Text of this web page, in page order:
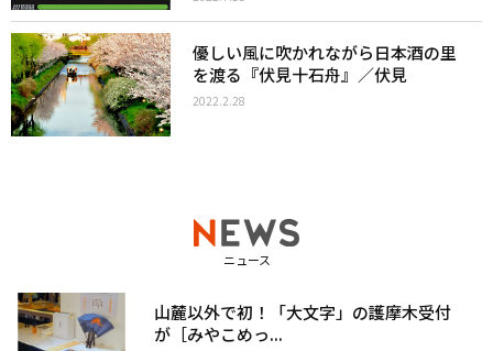
優しい風に吹かれながら日本酒の里
を渡る『伏見十石舟』／伏見
2022.2.28
ニュース
山麓以外で初！「大文字」の護摩木受付
が［みやこめっ...